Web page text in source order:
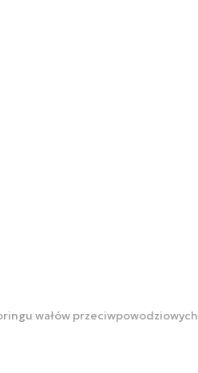
wałów przeciwpowodziowych